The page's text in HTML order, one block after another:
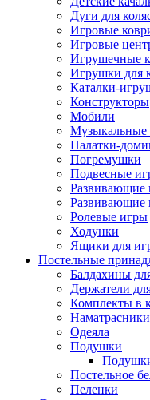
Дуги для
Игровые
Игровые
Игрушечные
Игрушки для
Каталки-
Конструкторы
Мобили
Музыкальные
Палатки-
Погремушки
Подвесные
Развивающие
Развивающие
Ролевые игры
Ходунки
Ящики для
Постельные
Балдахины
Держатели
Комплекты в
Наматрасники
Одеяла
Подушки
Постельное
Пеленки